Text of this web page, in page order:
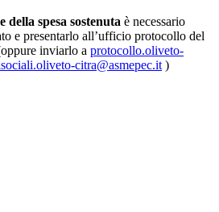
della spesa sostenuta è necessario
e presentarlo all’ufficio protocollo del
inviarlo a protocollo.oliveto-
citra@asmepec.it )